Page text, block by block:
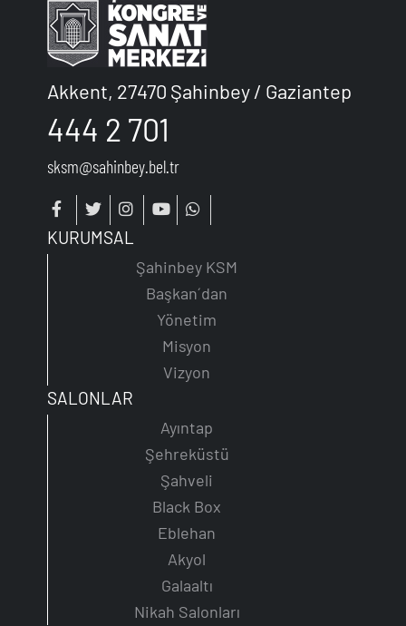
Akkent, 27470 Şahinbey / Gaziantep
444 2 701
sksm@sahinbey.bel.tr
KURUMSAL
Şahinbey KSM
Başkan´dan
Yönetim
Misyon
Vizyon
SALONLAR
Ayıntap
Şehreküstü
Şahveli
Black Box
Eblehan
Akyol
Galaaltı
Nikah Salonları